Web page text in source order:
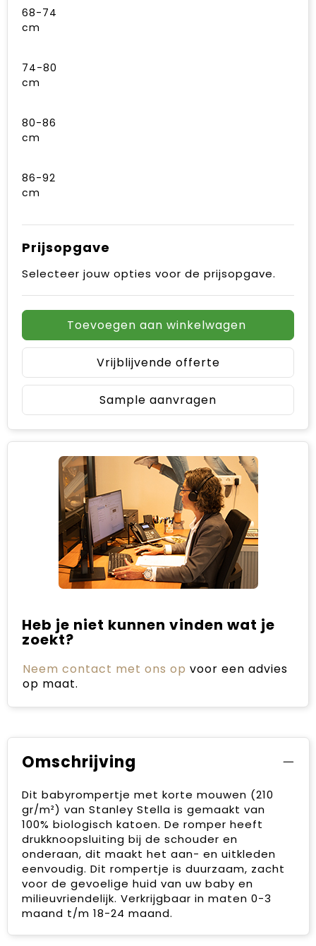
68-74
cm
74-80
cm
80-86
cm
86-92
cm
Prijsopgave
Selecteer jouw opties voor de prijsopgave.
Toevoegen aan winkelwagen
Vrijblijvende offerte
Sample aanvragen
Heb je niet kunnen vinden wat je
zoekt?
Neem contact met ons op voor een advies
op maat.
Omschrijving
Dit babyrompertje met korte mouwen (210
gr/m²) van Stanley Stella is gemaakt van
100% biologisch katoen. De romper heeft
drukknoopsluiting bij de schouder en
onderaan, dit maakt het aan- en uitkleden
eenvoudig. Dit rompertje is duurzaam, zacht
voor de gevoelige huid van uw baby en
milieuvriendelijk. Verkrijgbaar in maten 0-3
maand t/m 18-24 maand.